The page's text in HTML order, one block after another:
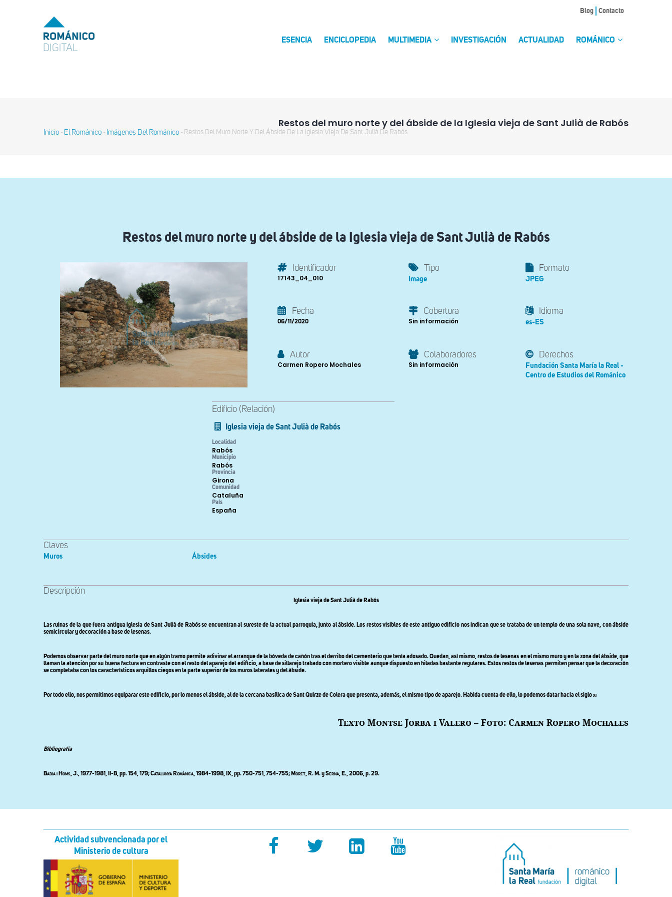
MENU
TOP
Blog Contacto
ESENCIA ENCICLOPEDIA MULTIMEDIA INVESTIGACIÓN ACTUALIDAD ROMÁNICO
Restos del muro norte y del ábside de la Iglesia vieja de Sant Julià de Rabós
Sobrescribir
navegación
Inicio - El Románico - Imágenes Del Románico - Restos Del Muro Norte Y Del Ábside De La Iglesia Vieja De Sant Julià De Rabós
Restos del muro norte y del ábside de la Iglesia vieja de Sant Julià de Rabós
Identificador
17143_04_010
Tipo
Image
Formato
JPEG
Fecha
06/11/2020
Cobertura
Sin información
Idioma
es-ES
Autor
Carmen Ropero Mochales
Colaboradores
Sin información
Derechos
Fundación Santa María la Real -
Centro de Estudios del Románico
Edificio (Relación)
Iglesia vieja de Sant Julià de Rabós
Localidad
Rabós
Municipio
Rabós
Provincia
Girona
Comunidad
Cataluña
País
España
Claves
Muros Ábsides
Descripción
Iglesia vieja de Sant Julià de Rabós
Las ruinas de la que fuera antigua iglesia de Sant Julià de Rabós se encuentran al sureste de la actual parroquia, junto al ábside. Los restos visibles de este antiguo edificio nos indican que se trataba de un templo de una sola nave, con ábside
semicircular y decoración a base de lesenas.
Podemos observar parte del muro norte que en algún tramo permite adivinar el arranque de la bóveda de cañón tras el derribo del cementerio que tenía adosado. Quedan, así mismo, restos de lesenas en el mismo muro y en la zona del ábside, que
llaman la atención por su buena factura en contraste con el resto del aparejo del edificio, a base de sillarejo trabado con mortero visible aunque dispuesto en hiladas bastante regulares. Estos restos de lesenas permiten pensar que la decoración
se completaba con los característicos arquillos ciegos en la parte superior de los muros laterales y del ábside.
Por todo ello, nos permitimos equiparar este edificio, por lo menos el ábside, al de la cercana basílica de Sant Quirze de Colera que presenta, además, el mismo tipo de aparejo. Habida cuenta de ello, lo podemos datar hacia el sigloxi
Texto Montse Jorba i Valero – Foto: Carmen Ropero Mochales
Bibliografía
Badia i Homs,J., 1977-1981, II-B, pp. 154, 179;Catalunya Romànica, 1984-1998, IX, pp. 750-751, 754-755; Moret, R. M. y Serna, E., 2006, p. 29.
Actividad subvencionada por el
Ministerio de cultura